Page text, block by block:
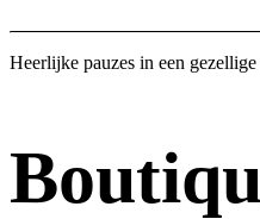
Heerlijke pauzes in een gezellige